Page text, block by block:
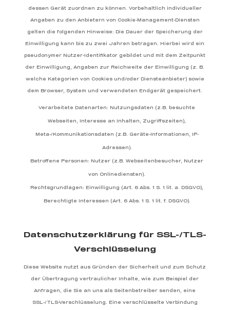
dessen Gerät zuordnen zu können. Vorbehaltlich individueller
Angaben zu den Anbietern von Cookie-Management-Diensten
gelten die folgenden Hinweise: Die Dauer der Speicherung der
Einwilligung kann bis zu zwei Jahren betragen. Hierbei wird ein
pseudonymer Nutzer-Identifikator gebildet und mit dem Zeitpunkt
der Einwilligung, Angaben zur Reichweite der Einwilligung (z. B.
welche Kategorien von Cookies und/oder Diensteanbieter) sowie
dem Browser, System und verwendeten Endgerät gespeichert.
Verarbeitete Datenarten: Nutzungsdaten (z.B. besuchte
Webseiten, Interesse an Inhalten, Zugriffszeiten),
Meta-/Kommunikationsdaten (z.B. Geräte-Informationen, IP-
Adressen).
Betroffene Personen: Nutzer (z.B. Webseitenbesucher, Nutzer
von Onlinediensten).
Rechtsgrundlagen: Einwilligung (Art. 6 Abs. 1 S. 1 lit. a. DSGVO),
Berechtigte Interessen (Art. 6 Abs. 1 S. 1 lit. f. DSGVO).
Datenschutzerklärung für SSL-/TLS-
Verschlüsselung
Diese Website nutzt aus Gründen der Sicherheit und zum Schutz
der Übertragung vertraulicher Inhalte, wie zum Beispiel der
Anfragen, die Sie an uns als Seitenbetreiber senden, eine
SSL-/TLS-Verschlüsselung. Eine verschlüsselte Verbindung